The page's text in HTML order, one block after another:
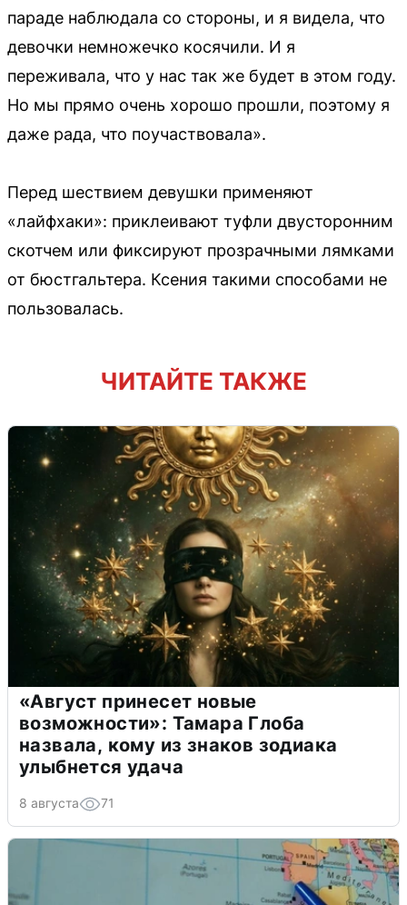
параде наблюдала со стороны, и я видела, что
девочки немножечко косячили. И я
переживала, что у нас так же будет в этом году.
Но мы прямо очень хорошо прошли, поэтому я
даже рада, что поучаствовала».
Перед шествием девушки применяют
«лайфхаки»: приклеивают туфли двусторонним
скотчем или фиксируют прозрачными лямками
от бюстгальтера. Ксения такими способами не
пользовалась.
ЧИТАЙТЕ ТАКЖЕ
«Август принесет новые
возможности»: Тамара Глоба
назвала, кому из знаков зодиака
улыбнется удача
8 августа 71